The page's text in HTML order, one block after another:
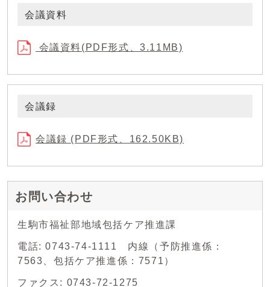
会議資料
会議資料(PDF形式、3.11MB)
会議録
会議録 (PDF形式、162.50KB)
お問い合わせ
生駒市福祉部地域包括ケア推進課
電話: 0743-74-1111 内線（予防推進係：
7563、包括ケア推進係：7571）
ファクス: 0743-72-1275